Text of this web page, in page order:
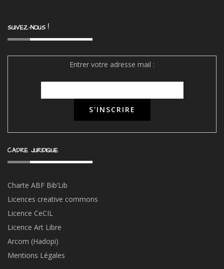
SUIVEZ-NOUS !
Entrer votre adresse mail :
CADRE JURIDIQUE
Charte ABF Bib’Lib
Licences creative commons
Licence CeCIL
Licence Art Libre
Arcom (Hadopi)
Mentions Légales